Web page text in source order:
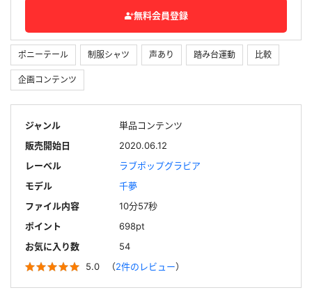
ポニーテール 制服シャツ 声あり 踏み台運動 比較
企画コンテンツ
ジャンル
単品コンテンツ
販売開始日
2020.06.12
レーベル
ラブポップグラビア
モデル
千夢
ファイル内容
10分57秒
ポイント
698pt
お気に入り数
54
5.0
（2件のレビュー）
無料会員登録